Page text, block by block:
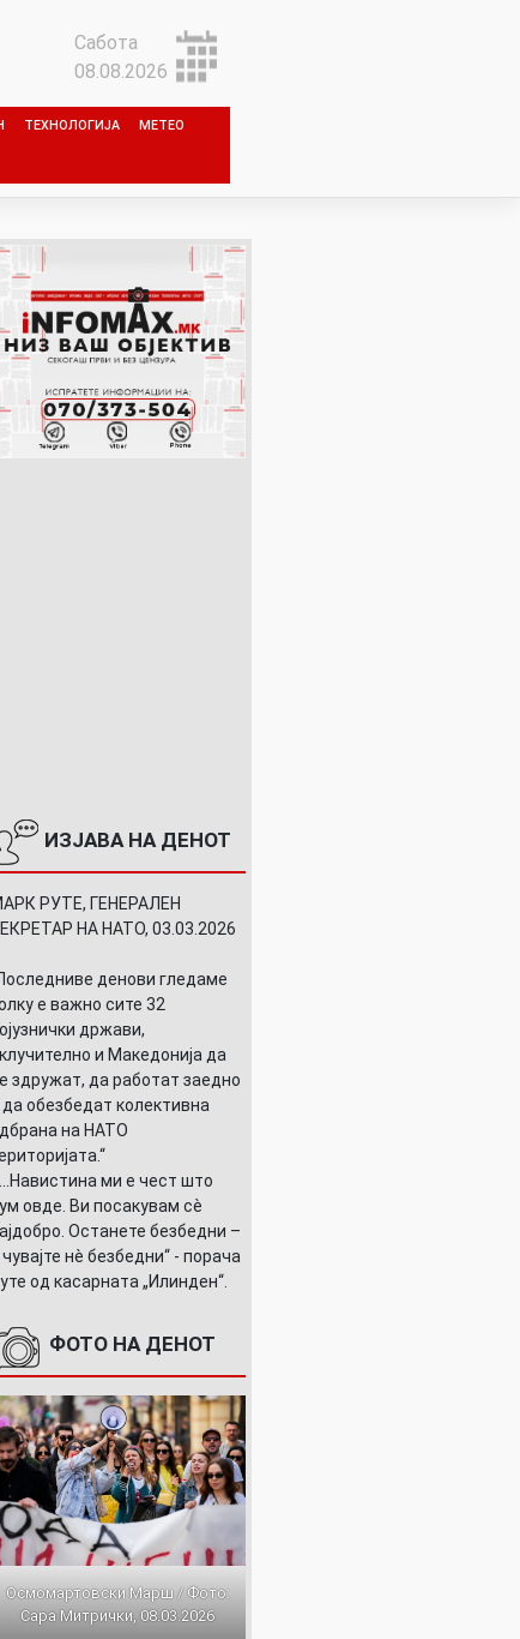
Сабота
08.08.2026
ТЕХНОЛОГИЈА МЕТЕО
ИЗЈАВА НА ДЕНОТ
РУТЕ, ГЕНЕРАЛЕН
НА НАТО, 03.03.2026
денови гледаме
е важно сите 32
држави,
и Македонија да
здружат, да работат заедно
да обезбедат колективна
на НАТО
...Навистина ми е чест што
овде. Ви посакувам сè
Останете безбедни –
нè безбедни“ - порача
од касарната „Илинден“.
ФОТО НА ДЕНОТ
Осмомартовски Марш / Фото:
Сара Митрички, 08.03.2026